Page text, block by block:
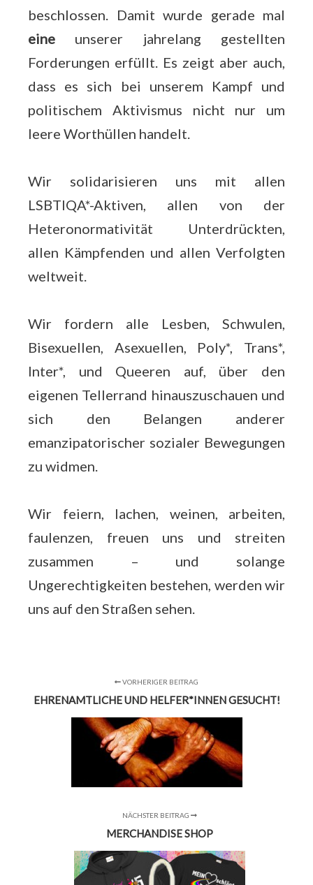
beschlossen. Damit wurde gerade mal
eine unserer jahrelang gestellten
Forderungen erfüllt. Es zeigt aber auch,
dass es sich bei unserem Kampf und
politischem Aktivismus nicht nur um
leere Worthüllen handelt.
Wir solidarisieren uns mit allen
LSBTIQA*-Aktiven, allen von der
Heteronormativität Unterdrückten,
allen Kämpfenden und allen Verfolgten
weltweit.
Wir fordern alle Lesben, Schwulen,
Bisexuellen, Asexuellen, Poly*, Trans*,
Inter*, und Queeren auf, über den
eigenen Tellerrand hinauszuschauen und
sich den Belangen anderer
emanzipatorischer sozialer Bewegungen
zu widmen.
Wir feiern, lachen, weinen, arbeiten,
faulenzen, freuen uns und streiten
zusammen – und solange
Ungerechtigkeiten bestehen, werden wir
uns auf den Straßen sehen.
VORHERIGER BEITRAG
EHRENAMTLICHE UND HELFER*INNEN GESUCHT!
NÄCHSTER BEITRAG
MERCHANDISE SHOP